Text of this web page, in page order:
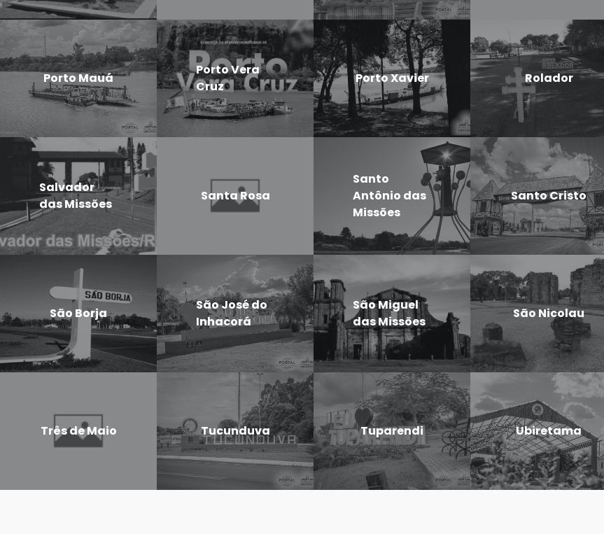
Porto Mauá
Porto Vera
Cruz
Porto Xavier Rolador
Salvador
das Missões
Santa Rosa
Santo
Antônio das
Missões
Santo Cristo
São Borja
São José do
Inhacorá
São Miguel
das Missões
São Nicolau
Três de Maio Tucunduva Tuparendi Ubiretama